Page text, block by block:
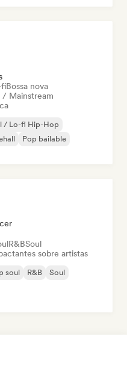
fiBossa nova
/ Mainstream
/ Lo-fi Hip-Hop
Pop bailable
R&BSoul
sobre artistas
soul R&B
Soul